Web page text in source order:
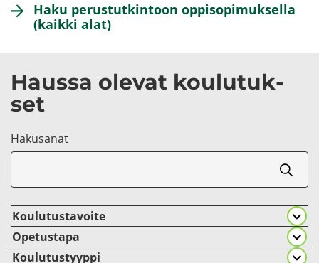
Haku pe­rus­tut­kin­toon op­pi­so­pi­muk­sel­la
(kaik­ki alat)
Haus­sa ole­vat kou­lu­tuk­
set
Ha­kusa­nat
Koulutustavoite
Opetustapa
Koulutustyyppi